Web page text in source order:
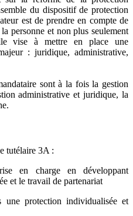
du dispositif de protection
est de prendre en compte de
personne et non plus seulement
vise à mettre en place une
: juridique, administrative,
sont à la fois la gestion
administrative et juridique, la
tutélaire 3A :
en charge en développant
et le travail de partenariat
une protection individualisée et